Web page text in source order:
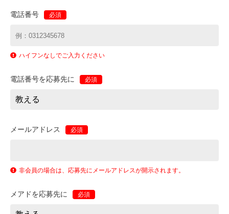
電話番号 必須
ハイフンなしでご入力ください
電話番号を応募先に 必須
メールアドレス 必須
非会員の場合は、応募先にメールアドレスが開示されます。
メアドを応募先に 必須